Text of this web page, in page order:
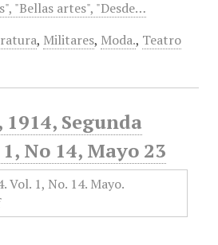
"Bellas artes", "Desde…
, Militares, Moda., Teatro
Segunda
No 14, Mayo 23